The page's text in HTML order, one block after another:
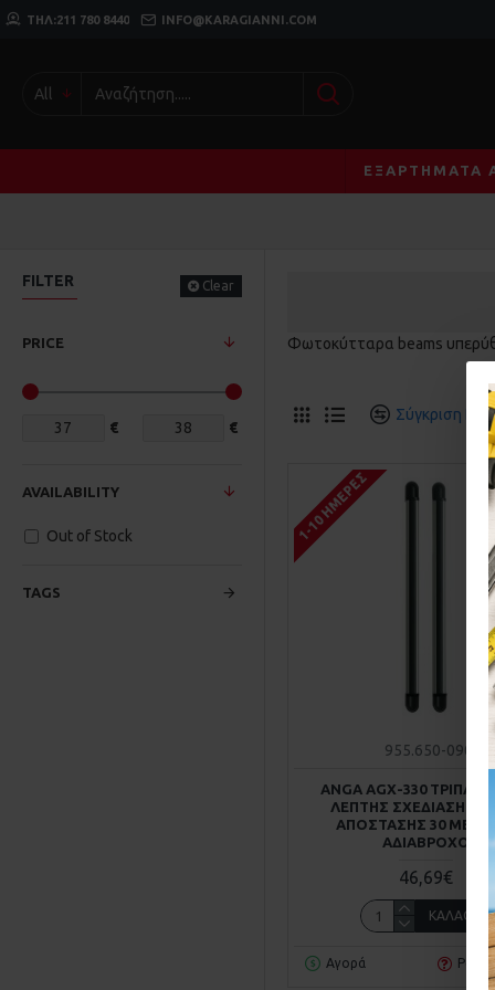
ΤΗΛ:211 780 8440 INFO@KARAGIANNI.COM
All
ΕΞΑΡΤΉΜΑΤΑ
FILTER Clear
PRICE
€ €
TAGS
AVAILABILITY
Out of Stock
Φωτοκύτταρα beams
Σύγκριση
1-10 ΗΜΈΡΕΣ
955.650-090
ANGA AGX-330 ΤΡΙΠΛΌ
ΛΕΠΤΉΣ ΣΧΕΔΊΑΣΗΣ
ΑΠΌΣΤΑΣΗΣ 30
ΑΔΙΆΒΡΟΧΟ
46,69€
ΚΑΛΆΘΙ
Αγορά